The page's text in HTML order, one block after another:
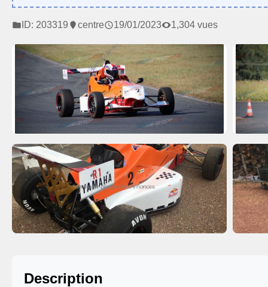
ID: 203319 centre 19/01/2023 1,304 vues
Description